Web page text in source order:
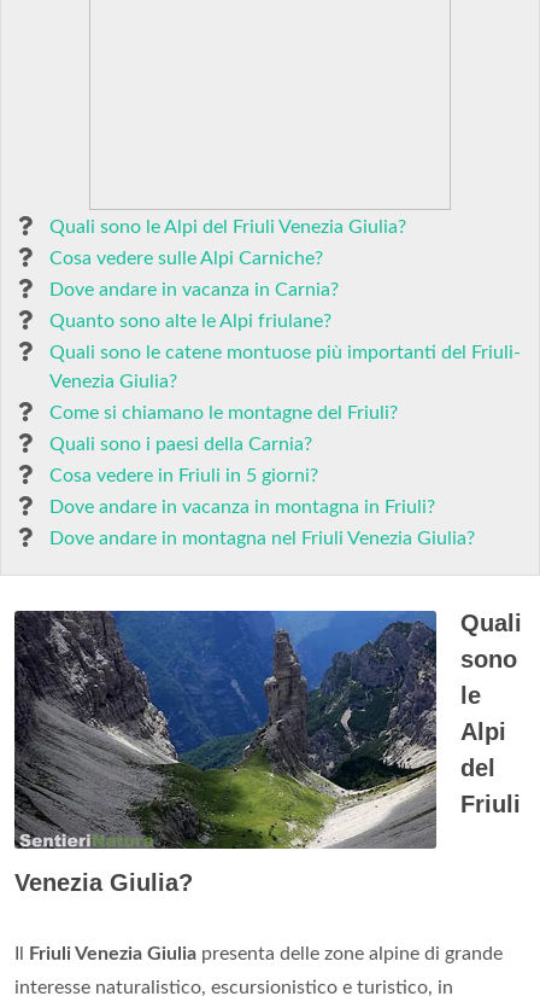
Quali sono le Alpi del Friuli Venezia Giulia?
Cosa vedere sulle Alpi Carniche?
Dove andare in vacanza in Carnia?
Quanto sono alte le Alpi friulane?
Quali sono le catene montuose più importanti del Friuli-
Venezia Giulia?
Come si chiamano le montagne del Friuli?
Quali sono i paesi della Carnia?
Cosa vedere in Friuli in 5 giorni?
Dove andare in vacanza in montagna in Friuli?
Dove andare in montagna nel Friuli Venezia Giulia?
Quali
sono
le
Alpi
del
Friuli
Venezia Giulia?
Friuli Venezia Giulia presenta delle zone alpine di grande
interesse naturalistico, escursionistico e turistico, in